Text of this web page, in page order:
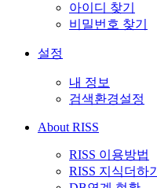
아이디 찾기
비밀번호 찾기
설정
내 정보
검색환경설정
About RISS
RISS 이용방법
RISS 지식더하기